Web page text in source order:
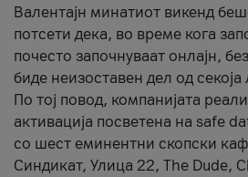
Валентајн минатиот викенд
потсети дека, во време кога
почесто започнуваат онлајн,
биде неизоставен дел од
По тој повод, компанијата
активација посветена на safe
со шест еминентни скопски
Синдикат, Улица 22, The Dude,